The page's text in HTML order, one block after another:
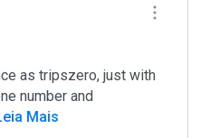
as tripszero, just with
number and
Mais